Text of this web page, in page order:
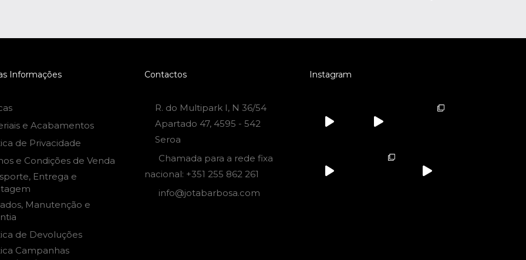
Informações
e Acabamentos
de Privacidade
e Condições de Venda
Entrega e
Manutenção e
de Devoluções
Campanhas
Contactos
R. do Multipark I, N 36/54
Apartado 47, 4595 - 542
Seroa
Chamada para a rede fixa
nacional: +351 255 862 261
info@jotabarbosa.com
Instagram